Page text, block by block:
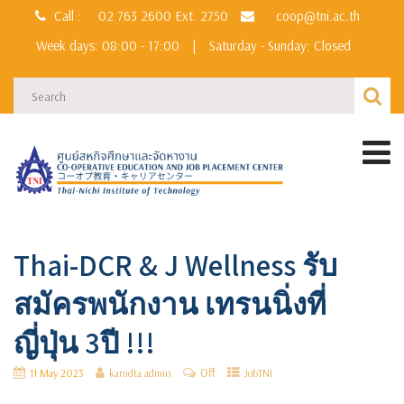
Call : 02 763 2600 Ext. 2750
coop@tni.ac.th
Week days: 08:00 - 17:00
| Saturday - Sunday: Closed
Thai-DCR & J Wellness รับ
สมัครพนักงาน เทรนนิ่งที่
ญี่ปุ่น 3ปี !!!
11 May 2023 kanidta admin Off JobTNI